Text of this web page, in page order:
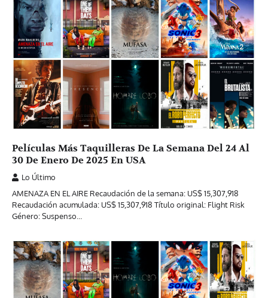
Películas Más Taquilleras De La Semana Del 24 Al
30 De Enero De 2025 En USA
Lo Último
AMENAZA EN EL AIRE Recaudación de la semana: US$ 15,307,918
Recaudación acumulada: US$ 15,307,918 Título original: Flight Risk
Género: Suspenso…